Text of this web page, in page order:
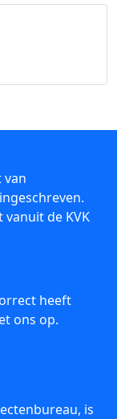
van
de KVK
heeft
ons op.
is